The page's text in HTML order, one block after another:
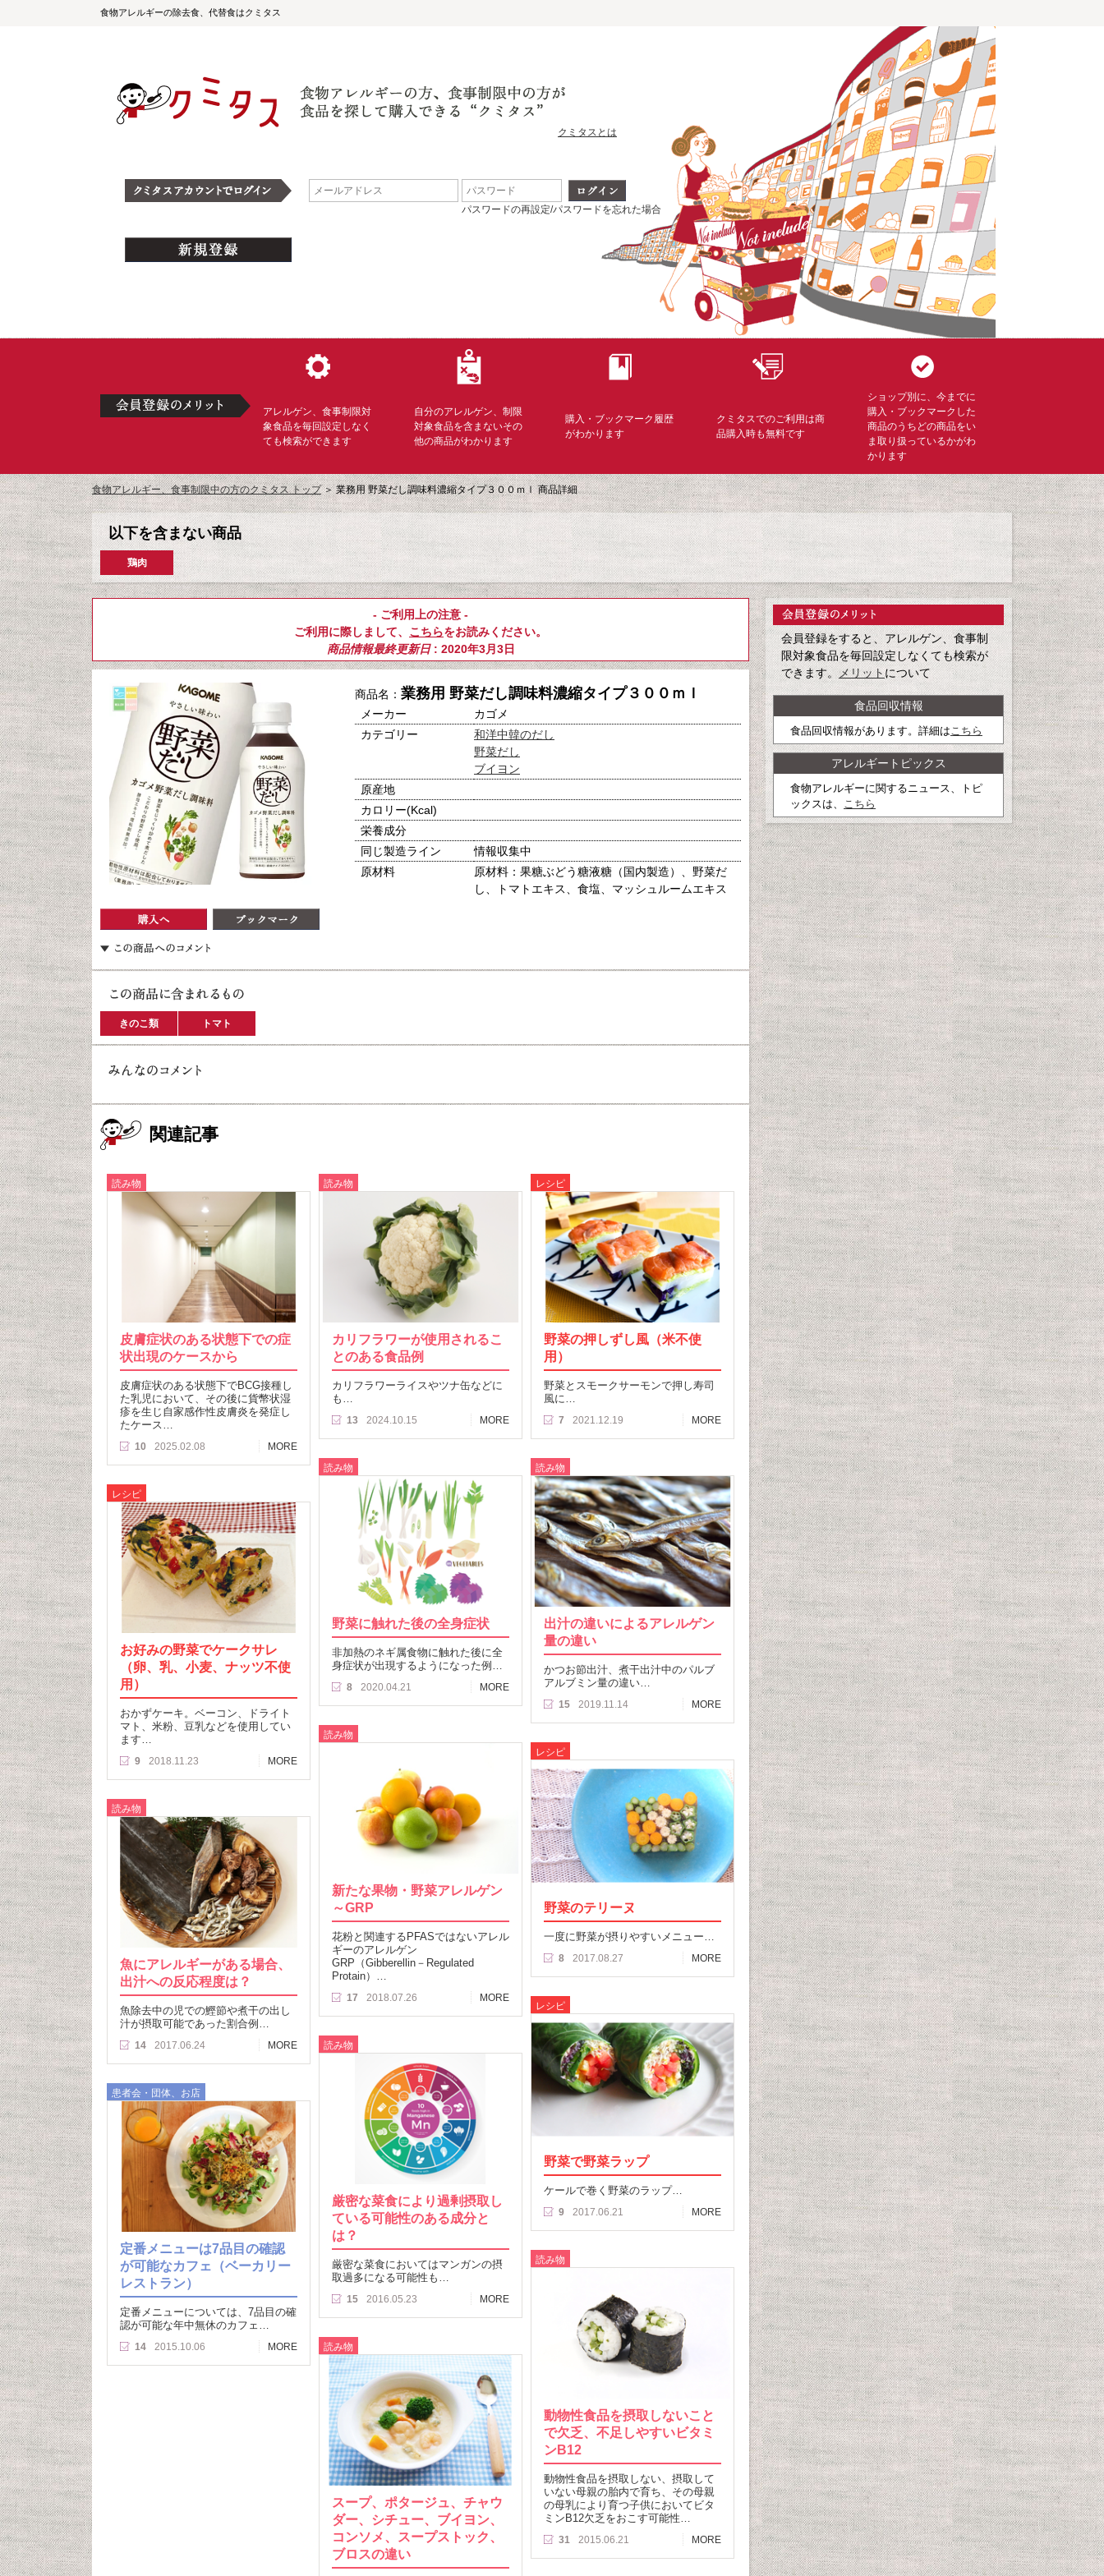
食物アレルギーの除去食、代替食はクミタス
クミタスとは
パスワードの再設定/パスワードを忘れた場合
アレルゲン、食事制限対
象食品を毎回設定しなく
ても検索ができます
自分のアレルゲン、制限
対象食品を含まないその
他の商品がわかります
購入・ブックマーク履歴
がわかります
クミタスでのご利用は商
品購入時も無料です
ショップ別に、今までに
購入・ブックマークした
商品のうちどの商品をい
ま取り扱っているかがわ
かります
食物アレルギー、食事制限中の方のクミタス トップ＞業務用 野菜だし調味料濃縮タイプ３００ｍｌ 商品詳細
以下を含まない商品
鶏肉
- ご利用上の注意 -
ご利用に際しまして、 こちらをお読みください。
商品情報最終更新日: 2020年3月3日
商品名： 業務用 野菜だし調味料濃縮タイプ３００ｍｌ
メーカー
カゴメ
カテゴリー
和洋中韓のだし
野菜だし
ブイヨン
原産地
カロリー(Kcal)
栄養成分
同じ製造ライン
情報収集中
原材料
原材料：果糖ぶどう糖液糖（国内製造）、野菜だ
し、トマトエキス、食塩、マッシュルームエキス
きのこ類 トマト
関連記事
読み物
皮膚症状のある状態下での症
状出現のケースから
皮膚症状のある状態下でBCG接種し
た乳児において、その後に貨幣状湿
疹を生じ自家感作性皮膚炎を発症し
たケース…
10 2025.02.08 MORE
読み物
カリフラワーが使用されるこ
とのある食品例
カリフラワーライスやツナ缶などに
も…
13 2024.10.15 MORE
レシピ
野菜の押しずし風（米不使
用）
野菜とスモークサーモンで押し寿司
風に…
7 2021.12.19 MORE
読み物
野菜に触れた後の全身症状
非加熱のネギ属食物に触れた後に全
身症状が出現するようになった例…
8 2020.04.21 MORE
読み物
出汁の違いによるアレルゲン
量の違い
かつお節出汁、煮干出汁中のパルブ
アルブミン量の違い…
15 2019.11.14 MORE
レシピ
お好みの野菜でケークサレ
（卵、乳、小麦、ナッツ不使
用）
おかずケーキ。ベーコン、ドライト
マト、米粉、豆乳などを使用してい
ます…
9 2018.11.23 MORE
読み物
新たな果物・野菜アレルゲン
～GRP
花粉と関連するPFASではないアレル
ギーのアレルゲン
GRP（Gibberellin－Regulated
Protain）…
17 2018.07.26 MORE
レシピ
野菜のテリーヌ
一度に野菜が摂りやすいメニュー…
8 2017.08.27 MORE
読み物
魚にアレルギーがある場合、
出汁への反応程度は？
魚除去中の児での鰹節や煮干の出し
汁が摂取可能であった割合例…
14 2017.06.24 MORE
レシピ
野菜で野菜ラップ
ケールで巻く野菜のラップ…
9 2017.06.21 MORE
読み物
厳密な菜食により過剰摂取し
ている可能性のある成分と
は？
厳密な菜食においてはマンガンの摂
取過多になる可能性も…
15 2016.05.23 MORE
患者会・団体、お店
定番メニューは7品目の確認
が可能なカフェ（ベーカリー
レストラン）
定番メニューについては、7品目の確
認が可能な年中無休のカフェ…
14 2015.10.06 MORE
読み物
動物性食品を摂取しないこと
で欠乏、不足しやすいビタミ
ンB12
動物性食品を摂取しない、摂取して
いない母親の胎内で育ち、その母親
の母乳により育つ子供においてビタ
ミンB12欠乏をおこす可能性…
31 2015.06.21 MORE
読み物
スープ、ポタージュ、チャウ
ダー、シチュー、ブイヨン、
コンソメ、スープストック、
ブロスの違い
会員登録をすると、アレルゲン、食事制
限対象食品を毎回設定しなくても検索が
できます。メリットについて
食品回収情報
食品回収情報があります。詳細は こちら
アレルギートピックス
食物アレルギーに関するニュース、トピ
ックスは、
こちら